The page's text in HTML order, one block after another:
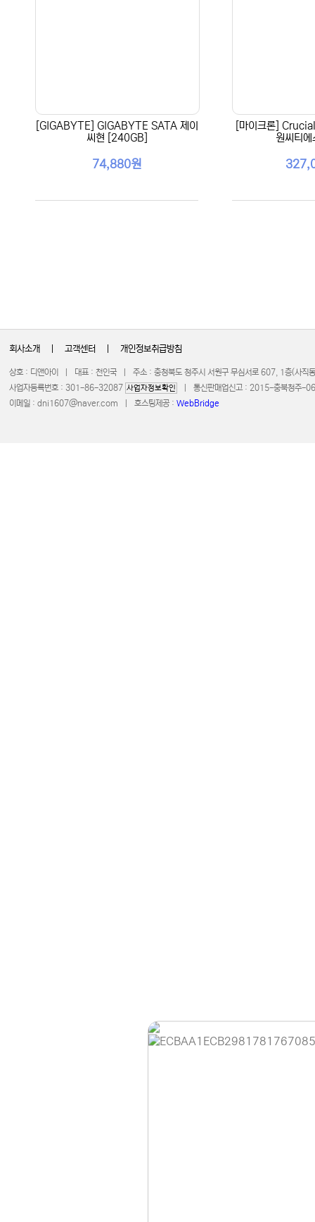
[GIGABYTE] GIGABYTE SATA 제이
씨현 [240GB]
74,880원
[마이크론]
원씨티
회사소개 고객센터 개인정보취급방침
상호 : 디앤아이 | 대표 : 천인국 | 주소 : 충청북도 청주시 서원구 무심서로 607, 1층(사직
사업자등록번호 : 301-86-32087 사업자정보확인
| 통신판매업신고 : 2015-충북청
이메일 : dni1607@naver.com | 호스팅제공 : WebBridge